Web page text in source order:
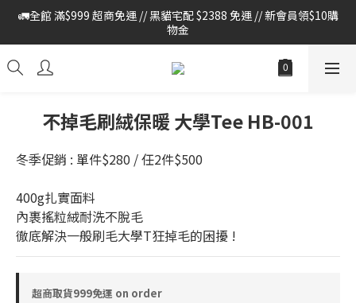
🚛全館 滿$999 超商免運 // 黑貓宅配 $2388 免運 // 新會員領$10購
物金
🚛全館 滿$999 超商免運 // 黑貓宅配 $2388 免運 // 新會員領$10購
物金
🔔本站僅使用官方LINE進行客戶服務 , 如有任何問題 請至官網首頁
> 右下方紅色對話框 > 加LINE與我們聯繫
物金
不掉毛刷絨保暖 大學Tee HB-001
冬季促銷 : 單件$280 / 任2件$500
400g扎實面料
內裹搖粒絨耐洗不脫毛
徹底解決一般刷毛大學T狂掉毛的困擾 !
超商取貨999免運 on order